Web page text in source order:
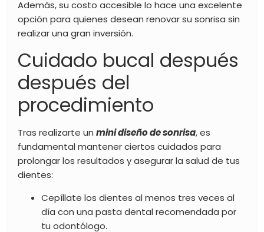
Además, su costo accesible lo hace una excelente
opción para quienes desean renovar su sonrisa sin
realizar una gran inversión.
Cuidado bucal después
después del
procedimiento
Tras realizarte un mini diseño de sonrisa, es
fundamental mantener ciertos cuidados para
prolongar los resultados y asegurar la salud de tus
dientes:
Cepíllate los dientes al menos tres veces al
día con una pasta dental recomendada por
tu odontólogo.